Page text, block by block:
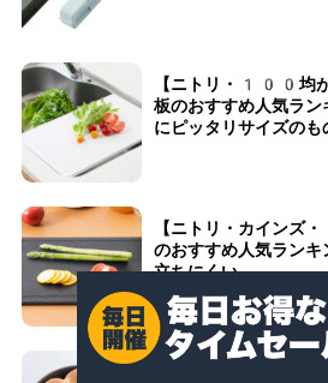
【ニトリ・100均が
板のおすすめ人気ラ
にピッタリサイズのも
【ニトリ・カイン
のおすすめ人気ラン
立ちにくい
【100均・ダイソー